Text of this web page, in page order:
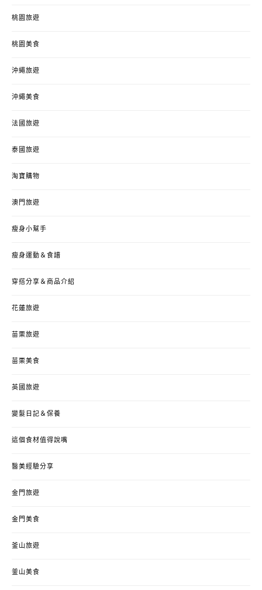
桃園旅遊
桃園美食
沖繩旅遊
沖繩美食
法國旅遊
泰國旅遊
淘寶購物
澳門旅遊
瘦身小幫手
瘦身運動＆食譜
穿搭分享＆商品介紹
花蓮旅遊
苗栗旅遊
苗栗美食
英國旅遊
變髮日記＆保養
這個食材值得說嘴
醫美經驗分享
金門旅遊
金門美食
釜山旅遊
釜山美食